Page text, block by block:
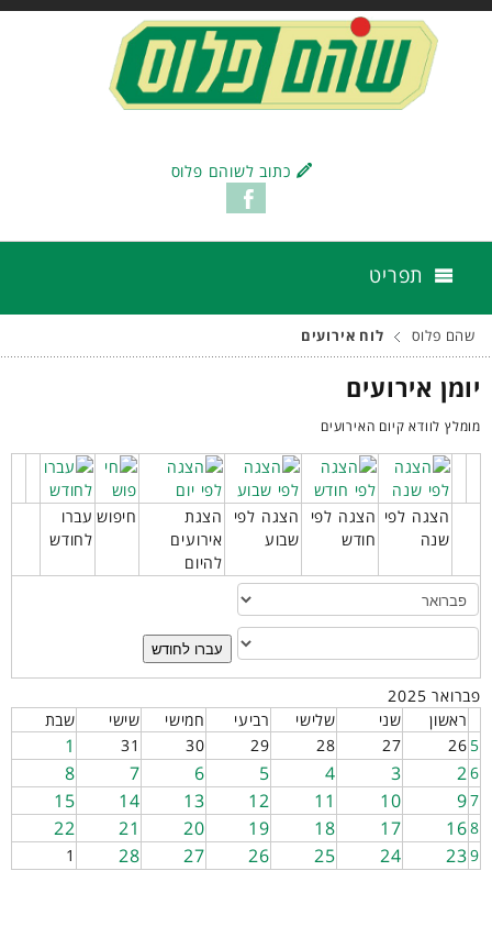
כתוב לשוהם פלוס
תפריט
שהם פלוס לוח אירועים
יומן אירועים
מומלץ לוודא קיום האירועים
הצגה לפי
שנה
הצגה לפי
חודש
הצגה לפי
שבוע
הצגת
אירועים
להיום
חיפוש עברו
לחודש
עברו לחודש
פברואר 2025
ראשון
שני שלישי רביעי חמישי שישי
שבת
5
26
27
28
29
30
31
1
6
2
3
4
5
6
7
8
7
9
10
11
12
13
14
15
8
16
17
18
19
20
21
22
9
23
24
25
26
27
28
1